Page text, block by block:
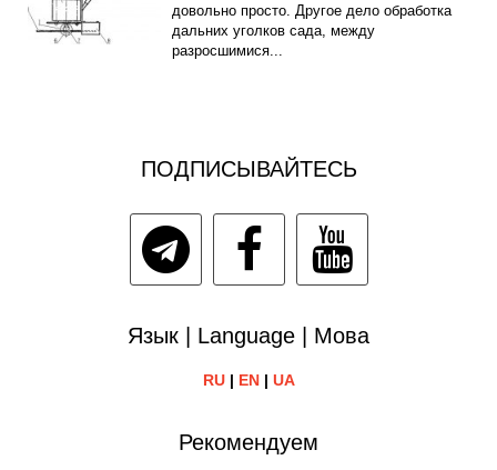
довольно просто. Другое дело обработка
дальних уголков сада, между
разросшимися...
ПОДПИСЫВАЙТЕСЬ
Язык | Language | Мова
RU| EN| UA
Рекомендуем